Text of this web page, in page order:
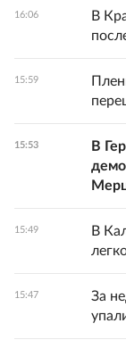
16:06
В
15:59
15:53
В
15:49
В
15:47
За